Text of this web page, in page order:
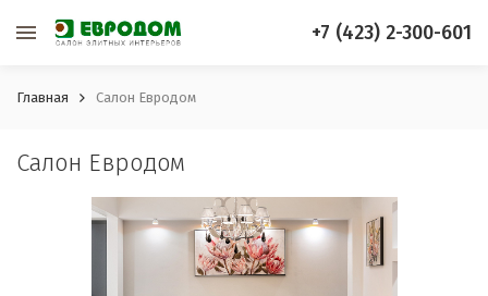
+7 (423) 2-300-601
Главная Салон Евродом
Салон Евродом